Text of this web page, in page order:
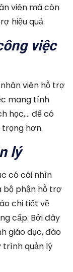
viên mà còn
hiệu quả.
việc
viên hỗ trợ
mang tính
học,… để có
hơn.
lý
có cái nhìn
bộ phận hỗ trợ
chi tiết về
cấp. Bởi đây
giáo dục, đào
trình quản lý